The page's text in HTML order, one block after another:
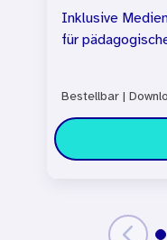
Inklusive
für
Bestellbar